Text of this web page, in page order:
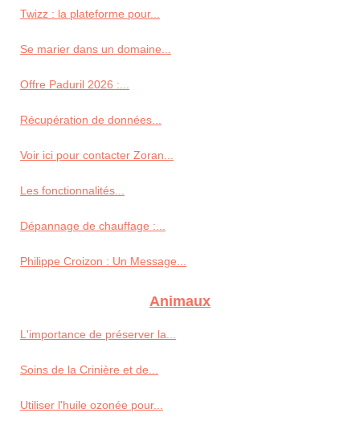
Twizz : la plateforme pour...
Se marier dans un domaine...
Offre Paduril 2026 :...
Récupération de données...
Voir ici pour contacter Zoran...
Les fonctionnalités...
Dépannage de chauffage :...
Philippe Croizon : Un Message...
Animaux
L'importance de préserver la...
Soins de la Crinière et de...
Utiliser l'huile ozonée pour...